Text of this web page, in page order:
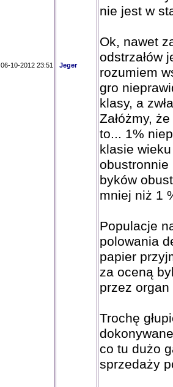
06-10-2012 23:51 Jeger
nie jest w
Ok, nawet
odstrzałów
rozumiem
gro
klasy, a
Załóżmy,
to... 1%
klasie
obustronnie
byków
mniej niż 1
Populacje
polowania
papier
za oceną
przez
Trochę
co tu dużo
sprzedaży